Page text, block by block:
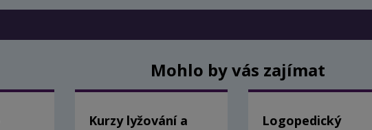
Mohlo by vás zajímat
Kurzy lyžování a
Logopedický